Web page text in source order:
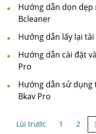
Hướng dẫn dọn dẹp
Bcleaner
Hướng dẫn lấy lại
Hướng dẫn cài đặt
Pro
Hướng dẫn sử dụng
Bkav Pro
Lùi trước 1 2